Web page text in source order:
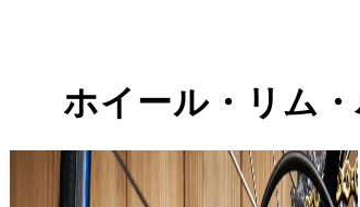
ホイール・リム